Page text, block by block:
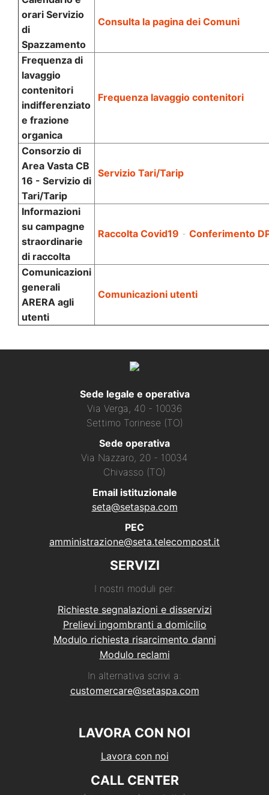
orari Servizio
di
Spazzamento
Consulta la pagina dei Comuni
Frequenza di
lavaggio
contenitori
indifferenziato
e frazione
organica
Frequenza lavaggio contenitori
Consorzio di
Area Vasta CB
16 - Servizio di
Tari/Tarip
Servizio Tari/Tarip
Informazioni
su campagne
straordinarie
di raccolta
Raccolta Covid19 - Conferimento
Comunicazioni
generali
ARERA agli
utenti
Comunicazioni utenti
Sede legale e operativa
Via Verga, 40 - 10036
Settimo Torinese (TO)
Sede operativa
Via Nazzaro, 20 - 10034
Chivasso (TO)
Email istituzionale
seta@setaspa.com
PEC
amministrazione@seta.telecompost.it
SERVIZI
I nostri moduli per:
Richieste segnalazioni e disservizi
Prelievi ingombranti a domicilio
Modulo richiesta risarcimento danni
Modulo reclami
In alternativa scrivi a:
customercare@setaspa.com
LAVORA CON NOI
Lavora con noi
CALL CENTER